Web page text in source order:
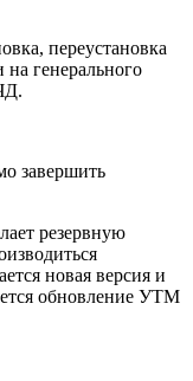
переустановка
генерального
завершить
резервную
новая версия и
обновление УТМ